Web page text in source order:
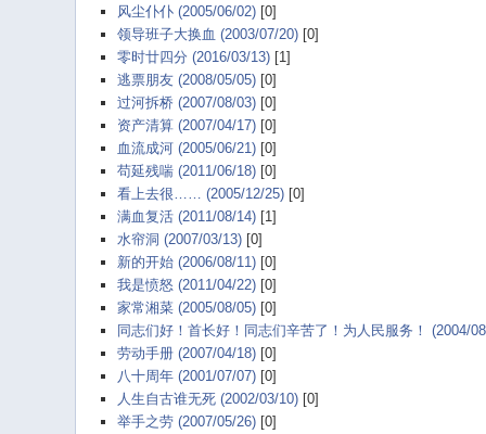
风尘仆仆 (2005/06/02)[0]
领导班子大换血 (2003/07/20)[0]
零时廿四分 (2016/03/13)[1]
逃票朋友 (2008/05/05)[0]
过河拆桥 (2007/08/03)[0]
资产清算 (2007/04/17)[0]
血流成河 (2005/06/21)[0]
苟延残喘 (2011/06/18)[0]
看上去很…… (2005/12/25)[0]
满血复活 (2011/08/14)[1]
水帘洞 (2007/03/13)[0]
新的开始 (2006/08/11)[0]
我是愤怒 (2011/04/22)[0]
家常湘菜 (2005/08/05)[0]
同志们好！首长好！同志们辛苦了！为人民服务！ (2004/
劳动手册 (2007/04/18)[0]
八十周年 (2001/07/07)[0]
人生自古谁无死 (2002/03/10)[0]
举手之劳 (2007/05/26)[0]